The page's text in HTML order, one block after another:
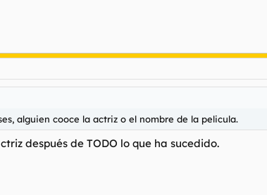
alguien cooce la actriz o el nombre de la pelicula.
después de TODO lo que ha sucedido.